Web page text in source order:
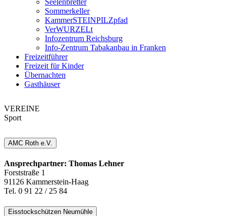
Seelenbretter
Sommerkeller
KammerSTEINPILZpfad
VerWURZELt
Infozentrum Reichsburg
Info-Zentrum Tabakanbau in Franken
Freizeitführer
Freizeit für Kinder
Übernachten
Gasthäuser
VEREINE
Sport
AMC Roth e.V.
Ansprechpartner: Thomas Lehner
Forststraße 1
91126 Kammerstein-Haag
Tel. 0 91 22 / 25 84
Eisstockschützen Neumühle